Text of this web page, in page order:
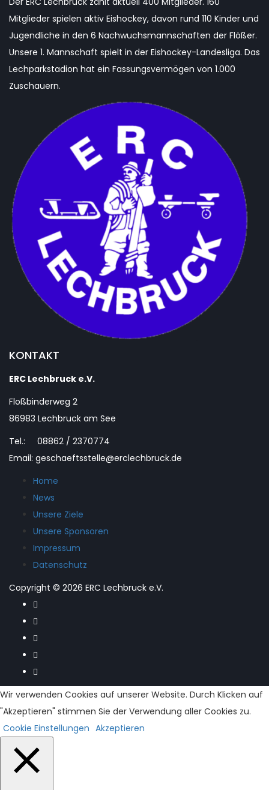
Mitglieder spielen aktiv Eishockey, davon rund 110 Kinder und
Jugendliche in den 6 Nachwuchsmannschaften der Flößer.
Unsere 1. Mannschaft spielt in der Eishockey-Landesliga. Das
Lechparkstadion hat ein Fassungsvermögen von 1.000
Zuschauern.
KONTAKT
ERC Lechbruck e.V.
Floßbinderweg 2
86983 Lechbruck am See
Tel.: 08862 / 2370774
Email: geschaeftsstelle@erclechbruck.de
Home
News
Unsere Ziele
Unsere Sponsoren
Impressum
Datenschutz
Copyright © 2026 ERC Lechbruck e.V.
Wir verwenden Cookies auf unserer Website. Durch Klicken auf
"Akzeptieren" stimmen Sie der Verwendung aller Cookies zu.
Cookie Einstellungen Akzeptieren